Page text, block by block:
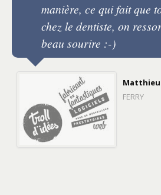
manière, ce qui fait que
chez le dentiste, on
beau sourire :-)
Matthieu
FERRY